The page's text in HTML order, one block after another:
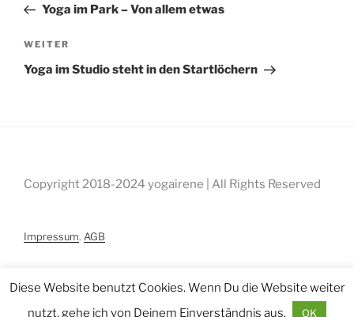
Beitrag
Yoga im Park – Von allem etwas
Nächster
Beitrag
WEITER
Yoga im Studio steht in den Startlöchern
Copyright 2018-2024 yogairene | All Rights Reserved
Impressum. AGB
Diese Website benutzt Cookies. Wenn Du die Website weiter
nutzt, gehe ich von Deinem Einverständnis aus.
OK